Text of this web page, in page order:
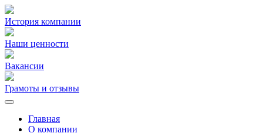
История компании
Наши ценности
Вакансии
Грамоты и отзывы
Главная
О компании